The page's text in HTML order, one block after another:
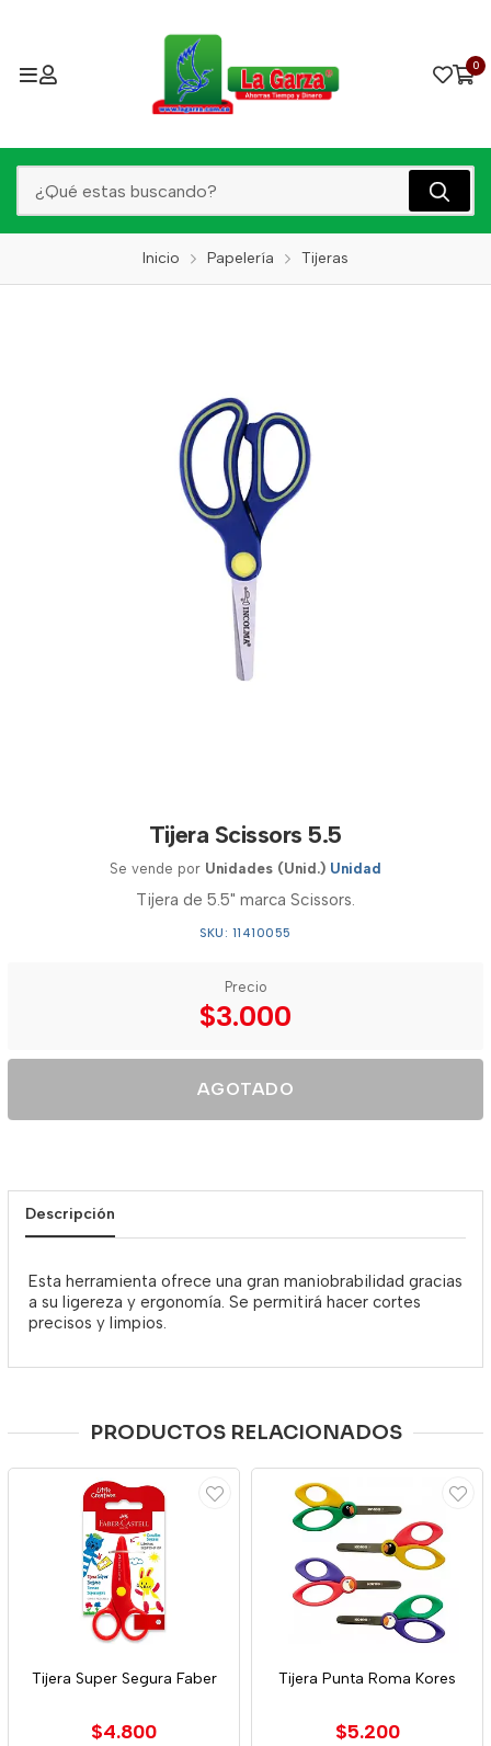
0
Inicio Papelería Tijeras
Tijera Scissors 5.5
Se vende por Unidades (Unid.) Unidad
Tijera de 5.5" marca Scissors.
SKU: 11410055
Precio
$3.000
AGOTADO
Descripción
Esta herramienta ofrece una gran maniobrabilidad gracias
a su ligereza y ergonomía. Se permitirá hacer cortes
precisos y limpios.
PRODUCTOS RELACIONADOS
Tijera Super Segura Faber
$4.800
Tijera Punta Roma Kores
$5.200